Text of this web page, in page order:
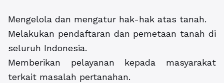
Mengelola dan mengatur hak-hak atas tanah.
Melakukan pendaftaran dan pemetaan tanah di
seluruh Indonesia.
Memberikan pelayanan kepada masyarakat
terkait masalah pertanahan.